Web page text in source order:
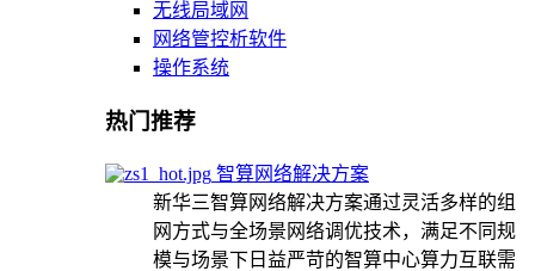
无线局域网
网络管控析软件
操作系统
热门推荐
智算网络解决方案
新华三智算网络解决方案通过灵活多样的组
网方式与全场景网络调优技术，满足不同规
模与场景下日益严苛的智算中心算力互联需